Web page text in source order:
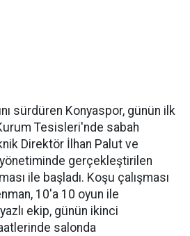
sürdüren Konyaspor, günün ilk
Tesisleri'nde sabah
Direktör İlhan Palut ve
gerçekleştirilen
ile başladı. Koşu çalışması
10'a 10 oyun ile
ekip, günün ikinci
salonda